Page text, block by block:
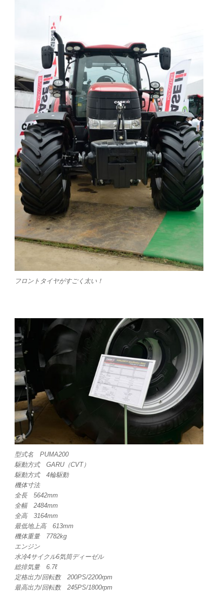
フロントタイヤがすごく太い！
型式名 PUMA200
駆動方式 GARU（CVT）
駆動方式 4輪駆動
機体寸法
全長 5642mm
全幅 2484mm
全高 3164mm
最低地上高 613mm
機体重量 7782kg
エンジン
水冷4サイクル6気筒ディーゼル
総排気量 6.7ℓ
定格出力/回転数 200PS/2200rpm
最高出力/回転数 245PS/1800rpm